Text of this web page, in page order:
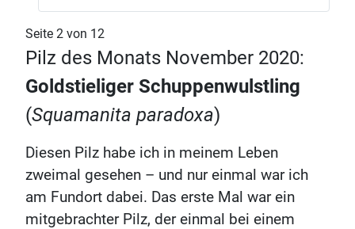
Seite 2 von 12
Pilz des Monats November 2020:
Goldstieliger Schuppenwulstling
(Squamanita paradoxa)
Diesen Pilz habe ich in meinem Leben
zweimal gesehen – und nur einmal war ich
am Fundort dabei. Das erste Mal war ein
mitgebrachter Pilz, der einmal bei einem